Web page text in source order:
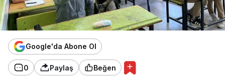
Google'da Abone Ol
0 Paylaş Beğen